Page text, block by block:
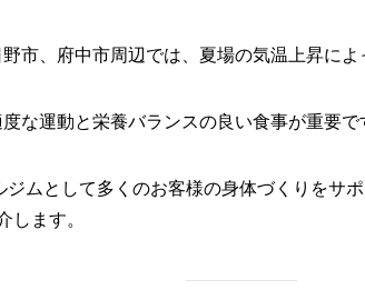
市、府中市周辺では、夏場の気温上昇によ
な運動と栄養バランスの良い食事が重要で
ムとして多くのお客様の身体づくりをサ
します。